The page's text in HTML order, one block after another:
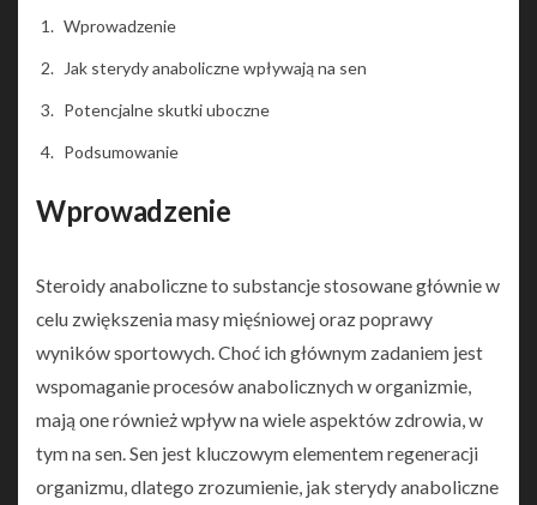
Wprowadzenie
Jak sterydy anaboliczne wpływają na sen
Potencjalne skutki uboczne
Podsumowanie
Wprowadzenie
Steroidy anaboliczne to substancje stosowane głównie w
celu zwiększenia masy mięśniowej oraz poprawy
wyników sportowych. Choć ich głównym zadaniem jest
wspomaganie procesów anabolicznych w organizmie,
mają one również wpływ na wiele aspektów zdrowia, w
tym na sen. Sen jest kluczowym elementem regeneracji
organizmu, dlatego zrozumienie, jak sterydy anaboliczne